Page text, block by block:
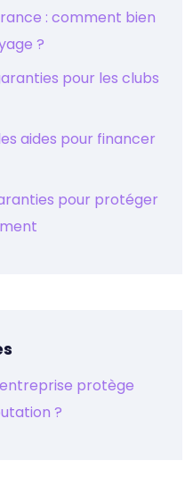
: comment bien
?
pour les clubs
aides pour financer
pour protéger
protège
?